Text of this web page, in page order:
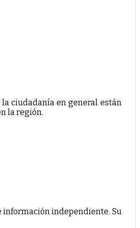
ciudadanía en general están
la región.
información independiente. Su